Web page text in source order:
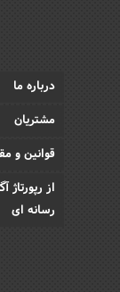
درباره ما
مشتریان
قوانین و
از رپورتاژ
رسانه ای